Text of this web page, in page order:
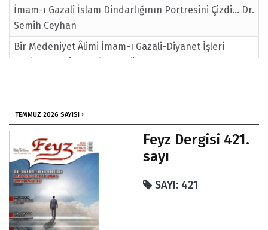
İmam-ı Gazali İslam Dindarlığının Portresini Çizdi... Dr.
Semih Ceyhan
Bir Medeniyet Âlimi İmam-ı Gazali-Diyanet İşleri
Başkanı Prof.Dr.Mehmet Görmez
TEMMUZ 2026 SAYISI
Feyz Dergisi 421.
sayı
SAYI: 421